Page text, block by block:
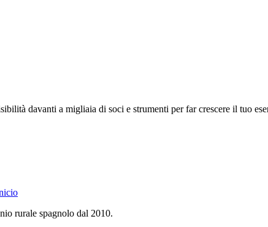
davanti a migliaia di soci e strumenti per far crescere il tuo
rurale spagnolo dal 2010.